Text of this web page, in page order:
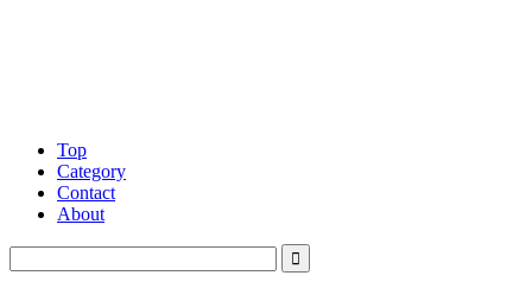
Top
Category
Contact
About